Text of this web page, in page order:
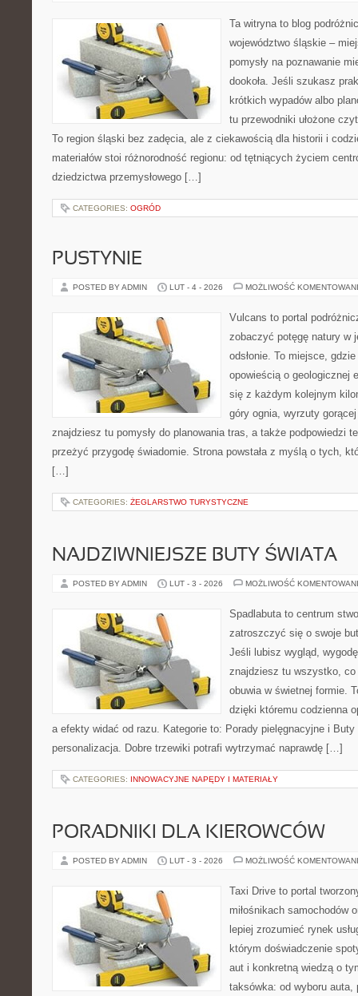
Ta witryna to blog
województwo śląskie –
pomysły na poznawanie
dookoła. Jeśli szukasz
krótkich wypadów albo
tu przewodniki ułożone
To region śląski bez zadęcia, ale z ciekawością dla historii i
materiałów stoi różnorodność regionu: od tętniących życiem
dziedzictwa przemysłowego […]
CATEGORIES: OGRÓD
PUSTYNIE
POSTED BY ADMIN LUT - 4 - 2026 MOŻLIWOŚĆ
Vulcans to portal
zobaczyć potęgę natury w
odsłonie. To miejsce,
opowieścią o geologicznej
się z każdym kolejnym
góry ognia, wyrzuty
znajdziesz tu pomysły do planowania tras, a także podpowiedzi
przeżyć przygodę świadomie. Strona powstała z myślą o tych,
[…]
CATEGORIES: ŻEGLARSTWO TURYSTYCZNE
NAJDZIWNIEJSZE BUTY ŚWIATA
POSTED BY ADMIN LUT - 3 - 2026 MOŻLIWOŚĆ
Spadlabuta to centrum
zatroszczyć się o swoje
Jeśli lubisz wygląd,
znajdziesz tu wszystko, co
obuwia w świetnej formie.
dzięki któremu codzienna
a efekty widać od razu. Kategorie to: Porady pielęgnacyjne i
personalizacja. Dobre trzewiki potrafi wytrzymać naprawdę […]
CATEGORIES: INNOWACYJNE NAPĘDY I MATERIAŁY
PORADNIKI DLA KIEROWCÓW
POSTED BY ADMIN LUT - 3 - 2026 MOŻLIWOŚĆ
Taxi Drive to portal
miłośnikach samochodów
lepiej zrozumieć rynek
którym doświadczenie
aut i konkretną wiedzą o
taksówka: od wyboru